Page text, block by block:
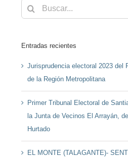
Buscar:
Entradas recientes
Jurisprudencia electoral 2023 del
de la Región Metropolitana
Primer Tribunal Electoral de
la Junta de Vecinos El Arrayán,
Hurtado
EL MONTE (TALAGANTE)-